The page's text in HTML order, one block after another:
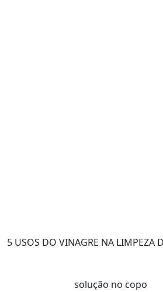
5 USOS DO VINAGRE NA LIMPEZA
solução no copo